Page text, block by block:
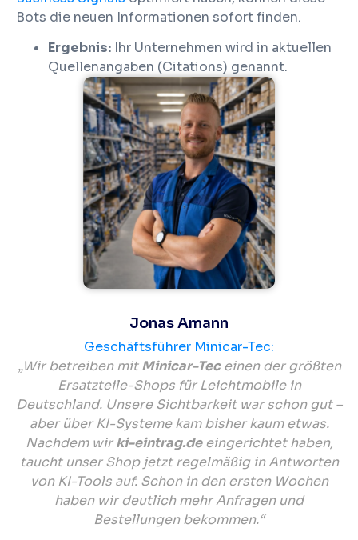
Bots die neuen Informationen sofort finden.
Ergebnis: Ihr Unternehmen wird in aktuellen
Quellenangaben (Citations) genannt.
Jonas Amann
Geschäftsführer Minicar-Tec:
„Wir betreiben mitMinicar-Teceinen der größten
Ersatzteile-Shops für Leichtmobile in
Deutschland. Unsere Sichtbarkeit war schon gut –
aber über KI-Systeme kam bisher kaum etwas.
Nachdem wirki-eintrag.deeingerichtet haben,
taucht unser Shop jetzt regelmäßig in Antworten
von KI-Tools auf. Schon in den ersten Wochen
haben wir deutlich mehr Anfragen und
Bestellungen bekommen.“